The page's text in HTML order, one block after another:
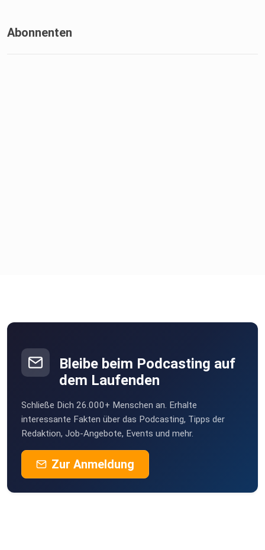
Abonnenten
Bleibe beim Podcasting auf
dem Laufenden
Schließe Dich 26.000+ Menschen an. Erhalte
interessante Fakten über das Podcasting, Tipps der
Redaktion, Job-Angebote, Events und mehr.
Zur Anmeldung